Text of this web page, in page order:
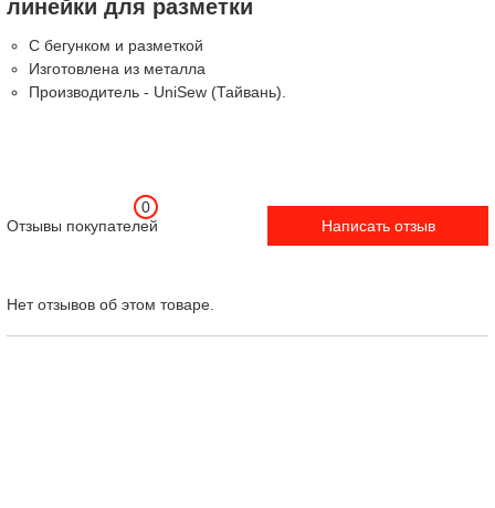
линейки для разметки
С бегунком и разметкой
Изготовлена из металла
Производитель - UniSew (Тайвань).
Отзывы покупателей
0
Написать отзыв
Нет отзывов об этом товаре.